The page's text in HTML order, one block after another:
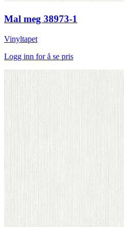
Mal meg 38973-1
Vinyltapet
Logg inn for å se pris